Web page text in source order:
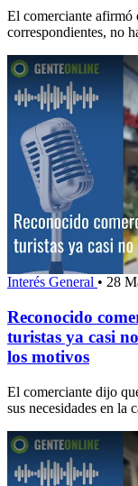
El comerciante afirmó
correspondientes, no
Interés General • 28
Reconocido
turistas ya casi
los motivos
El comerciante dijo
sus necesidades en la